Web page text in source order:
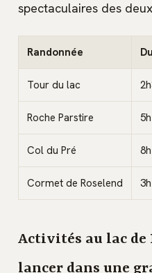
spectaculaires des
Randonnée
Tour du lac
Roche Parstire
Col du Pré
Cormet de Roselend
Activités au lac de
lancer dans une